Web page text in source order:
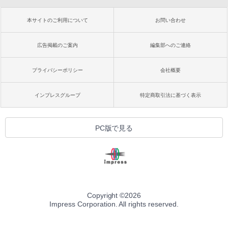
本サイトのご利用について お問い合わせ
広告掲載のご案内 編集部へのご連絡
プライバシーポリシー 会社概要
インプレスグループ 特定商取引法に基づく表示
PC版で見る
Copyright ©2026
Impress Corporation. All rights reserved.